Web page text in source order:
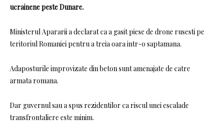
ucrainene peste Dunare.
Ministerul Apararii a declarat ca a gasit piese de drone rusesti pe
teritoriul Romaniei pentru a treia oara intr-o saptamana.
Adaposturile improvizate din beton sunt amenajate de catre
armata romana.
Dar guvernul sau a spus rezidentilor ca riscul unei escalade
transfrontaliere este minim.